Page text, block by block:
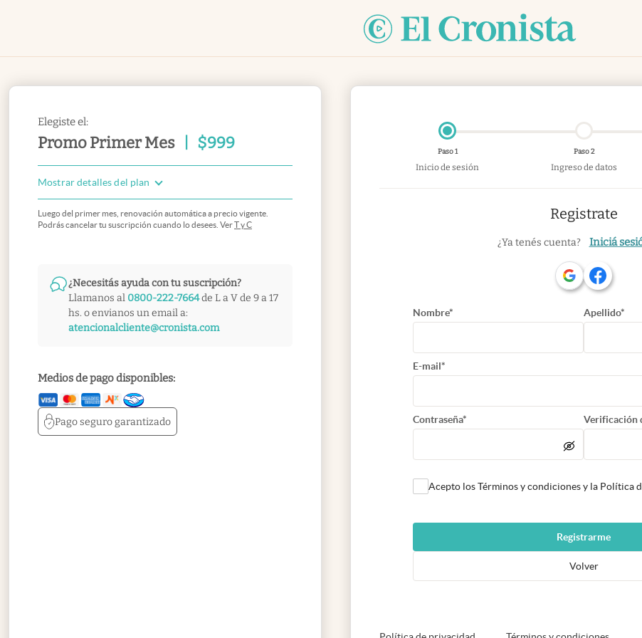
Elegiste el:
Promo Primer Mes $999
Mostrar detalles del plan
Luego del primer mes, renovación automática a precio vigente.
Podrás cancelar tu suscripción cuando lo desees. VerT y C
¿Necesitás ayuda con tu suscripción?
Llamanos al 0800-222-7664de L a V de 9 a 17
hs. o envianos un email a:
atencionalcliente@cronista.com
Medios de pago disponibles:
Pago segurogarantizado
Paso 1
Inicio de sesión
Paso 2
Ingreso de datos
Registrate
¿Ya tenés cuenta? Iniciá
Nombre* Apellido*
E-mail*
Contraseña* Verificación
Acepto los Términos y condiciones y la Política
Registrarme
Volver